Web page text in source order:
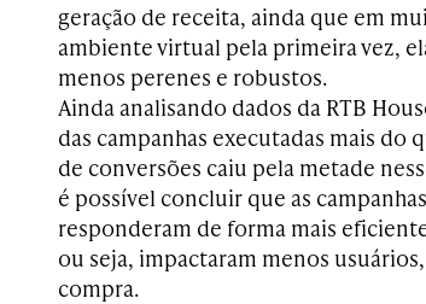
geração de receita, ainda que em
ambiente virtual pela primeira vez,
menos perenes e robustos.
Ainda analisando dados da RTB
das campanhas executadas mais do
de conversões caiu pela metade
é possível concluir que as
responderam de forma mais
ou seja, impactaram menos
compra.